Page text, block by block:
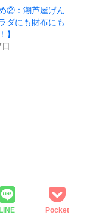
②：潮芦屋げん
ダにも財布にも
】
LINE Pocket